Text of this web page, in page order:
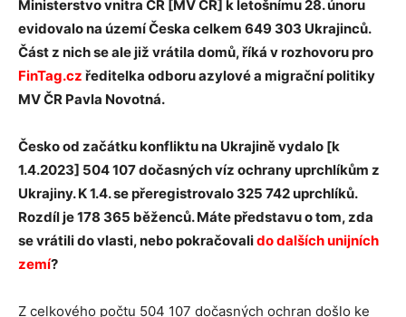
Ministerstvo vnitra ČR [MV ČR] k letošnímu 28. únoru
evidovalo na území Česka celkem 649 303 Ukrajinců.
Část z nich se ale již vrátila domů, říká v rozhovoru pro
FinTag.cz ředitelka odboru azylové a migrační politiky
MV ČR Pavla Novotná.
Česko od začátku konfliktu na Ukrajině vydalo [k
1.4.2023] 504 107 dočasných víz ochrany uprchlíkům z
Ukrajiny. K 1.4. se přeregistrovalo 325 742 uprchlíků.
Rozdíl je 178 365 běženců. Máte představu o tom, zda
se vrátili do vlasti, nebo pokračovalido dalších unijních
zemí?
Z celkového počtu 504 107 dočasných ochran došlo ke